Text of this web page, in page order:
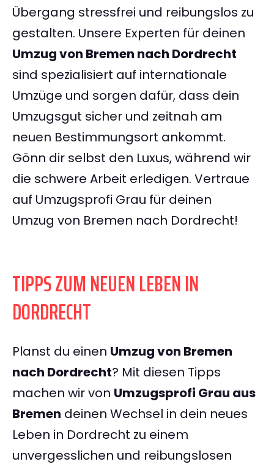
Übergang stressfrei und reibungslos zu
gestalten. Unsere Experten für deinen
Umzug von Bremen nach Dordrecht
sind spezialisiert auf internationale
Umzüge und sorgen dafür, dass dein
Umzugsgut sicher und zeitnah am
neuen Bestimmungsort ankommt.
Gönn dir selbst den Luxus, während wir
die schwere Arbeit erledigen. Vertraue
auf Umzugsprofi Grau für deinen
Umzug von Bremen nach Dordrecht!
TIPPS ZUM NEUEN LEBEN IN
DORDRECHT
Planst du einen Umzug von Bremen
nach Dordrecht? Mit diesen Tipps
machen wir von Umzugsprofi Grau aus
Bremen deinen Wechsel in dein neues
Leben in Dordrecht zu einem
unvergesslichen und reibungslosen